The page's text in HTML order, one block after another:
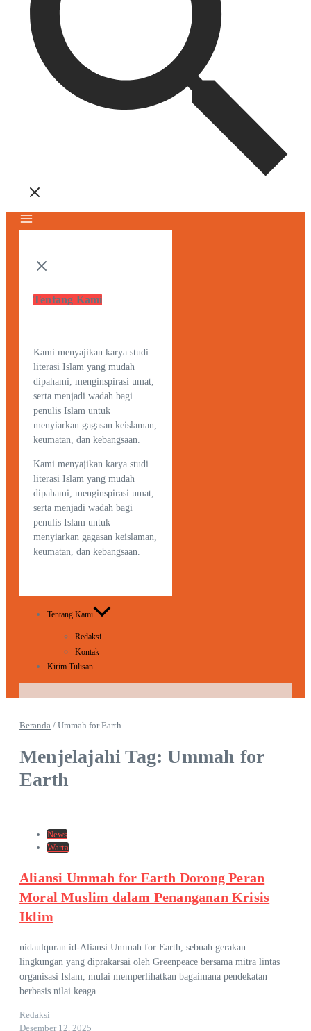
Tentang Kami
Kami menyajikan karya studi
literasi Islam yang mudah
dipahami, menginspirasi umat,
serta menjadi wadah bagi
penulis Islam untuk
menyiarkan gagasan keislaman,
keumatan, dan kebangsaan.
Kami menyajikan karya studi
literasi Islam yang mudah
dipahami, menginspirasi umat,
serta menjadi wadah bagi
penulis Islam untuk
menyiarkan gagasan keislaman,
keumatan, dan kebangsaan.
Tentang Kami
Redaksi
Kontak
Kirim Tulisan
Beranda / Ummah for Earth
Menjelajahi Tag: Ummah for
Earth
News
Warta
Aliansi Ummah for Earth Dorong Peran
Moral Muslim dalam Penanganan Krisis
Iklim
nidaulquran.id-Aliansi Ummah for Earth, sebuah gerakan
lingkungan yang diprakarsai oleh Greenpeace bersama mitra lintas
organisasi Islam, mulai memperlihatkan bagaimana pendekatan
berbasis nilai keaga...
Redaksi
Desember 12, 2025